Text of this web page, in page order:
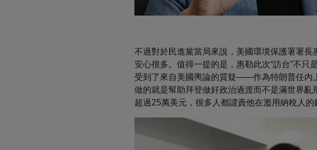
不過對於民進黨當局來說，美國環境保護署署長
安心很多。值得一提的是，惠勒此次“訪台”不只
受到了來自美國輿論的質疑——作為特朗普任內
做的就是幫助拜登做好政治過渡而不是滿世界
超過25萬美元，很多人都譴責他在濫用納稅人的